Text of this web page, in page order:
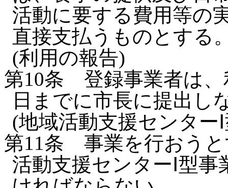
活動に要する費用等の
直接支払うものとする
(利用の報告)
第10条 登録事業者は
日までに市長に提出し
(地域活動支援センター
第11条 事業を行おう
活動支援センターⅠ型